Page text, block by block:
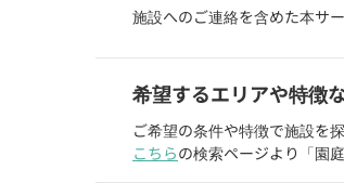
施設へのご連絡を含めた本サ
希望するエリアや特徴
ご希望の条件や特徴で施設を
こちらの検索ページより「園